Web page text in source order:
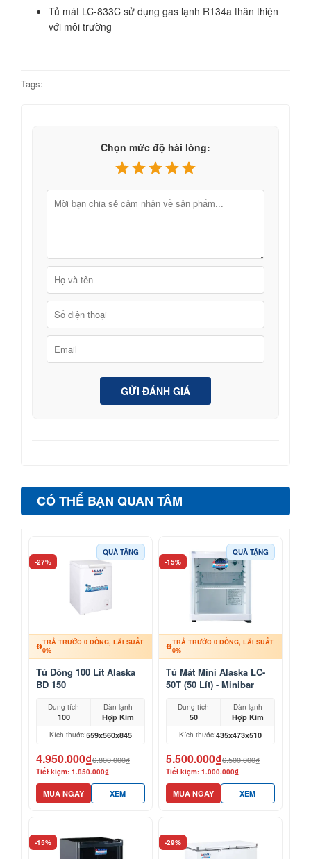
Tủ mát LC-833C sử dụng gas lạnh R134a thân thiện
với môi trường
Tags:
Chọn mức độ hài lòng:
GỬI ĐÁNH GIÁ
CÓ THỂ BẠN QUAN TÂM
-27%
QUÀ TẶNG
TRẢ TRƯỚC 0 ĐỒNG, LÃI SUẤT
0%
Tủ Đông 100 Lít Alaska
BD 150
Dung tích
100
Dàn lạnh
Hợp Kim
Kích thước:559x560x845
4.950.000₫6.800.000₫
Tiết kiệm: 1.850.000₫
MUA NGAY XEM
-15%
QUÀ TẶNG
TRẢ TRƯỚC 0 ĐỒNG, LÃI SUẤT
0%
Tủ Mát Mini Alaska LC-
50T (50 Lít) - Minibar
Dung tích
50
Dàn lạnh
Hợp Kim
Kích thước:435x473x510
5.500.000₫6.500.000₫
Tiết kiệm: 1.000.000₫
MUA NGAY XEM
-15% -29%